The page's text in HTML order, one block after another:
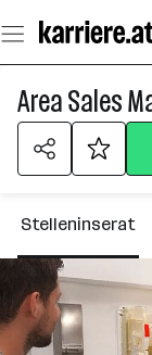
Seiteninhalt
springen
Stelleninserat